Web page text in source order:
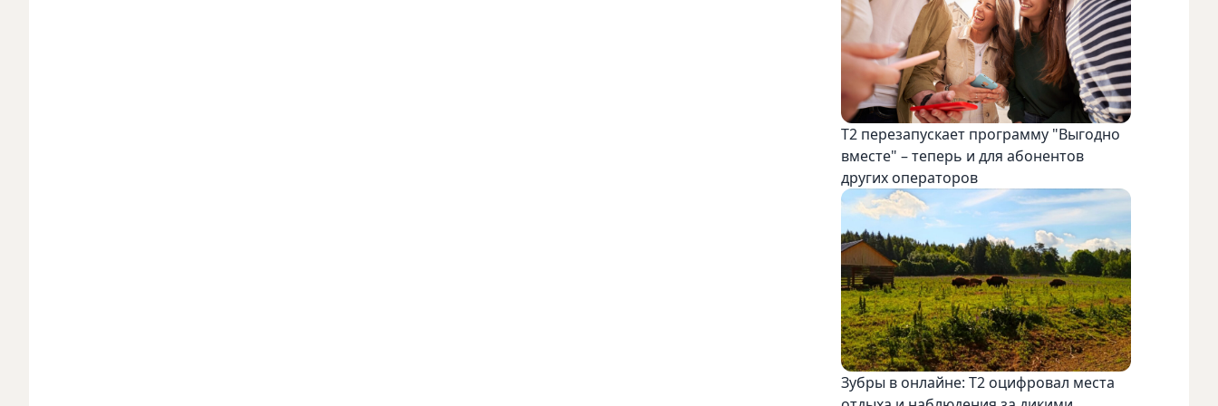
Т2 перезапускает программу "Выгодно
вместе" – теперь и для абонентов
других операторов
Зубры в онлайне: Т2 оцифровал места